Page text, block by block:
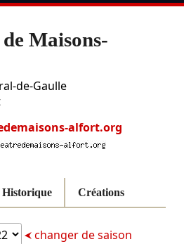
Maisons-
de-Gaulle
alfort.org
Historique Créations
changer de saison